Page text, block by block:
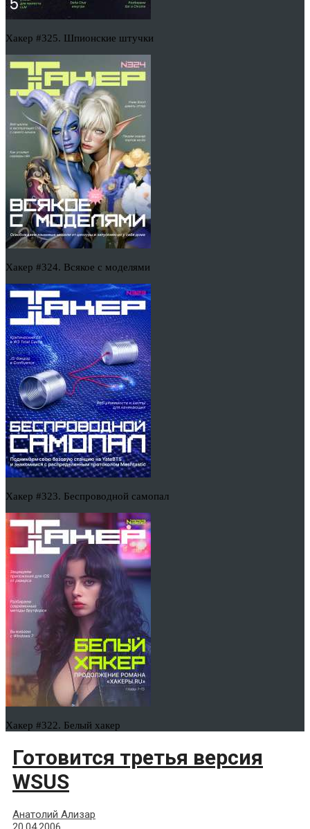
Хакер #325. Шпионские штучки
Хакер #324. Всякое с моделями
Хакер #323. Беспроводной самопал
Хакер #322. Белый хакер
Готовится третья версия
WSUS
Анатолий Ализар